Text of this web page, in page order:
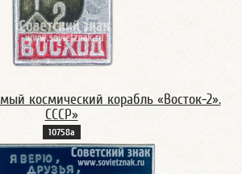
космический корабль «Восток-2».
СССР»
10758а